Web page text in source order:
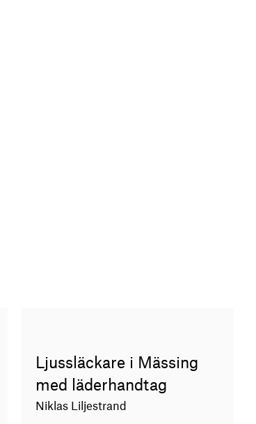
Ljussläckare i Mässing
med läderhandtag
Niklas Liljestrand